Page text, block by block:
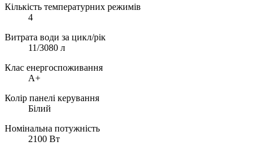
Кількість температурних режимів
4
Витрата води за цикл/рік
11/3080 л
Клас енергоспоживання
A+
Колір панелі керування
Білий
Номінальна потужність
2100 Вт